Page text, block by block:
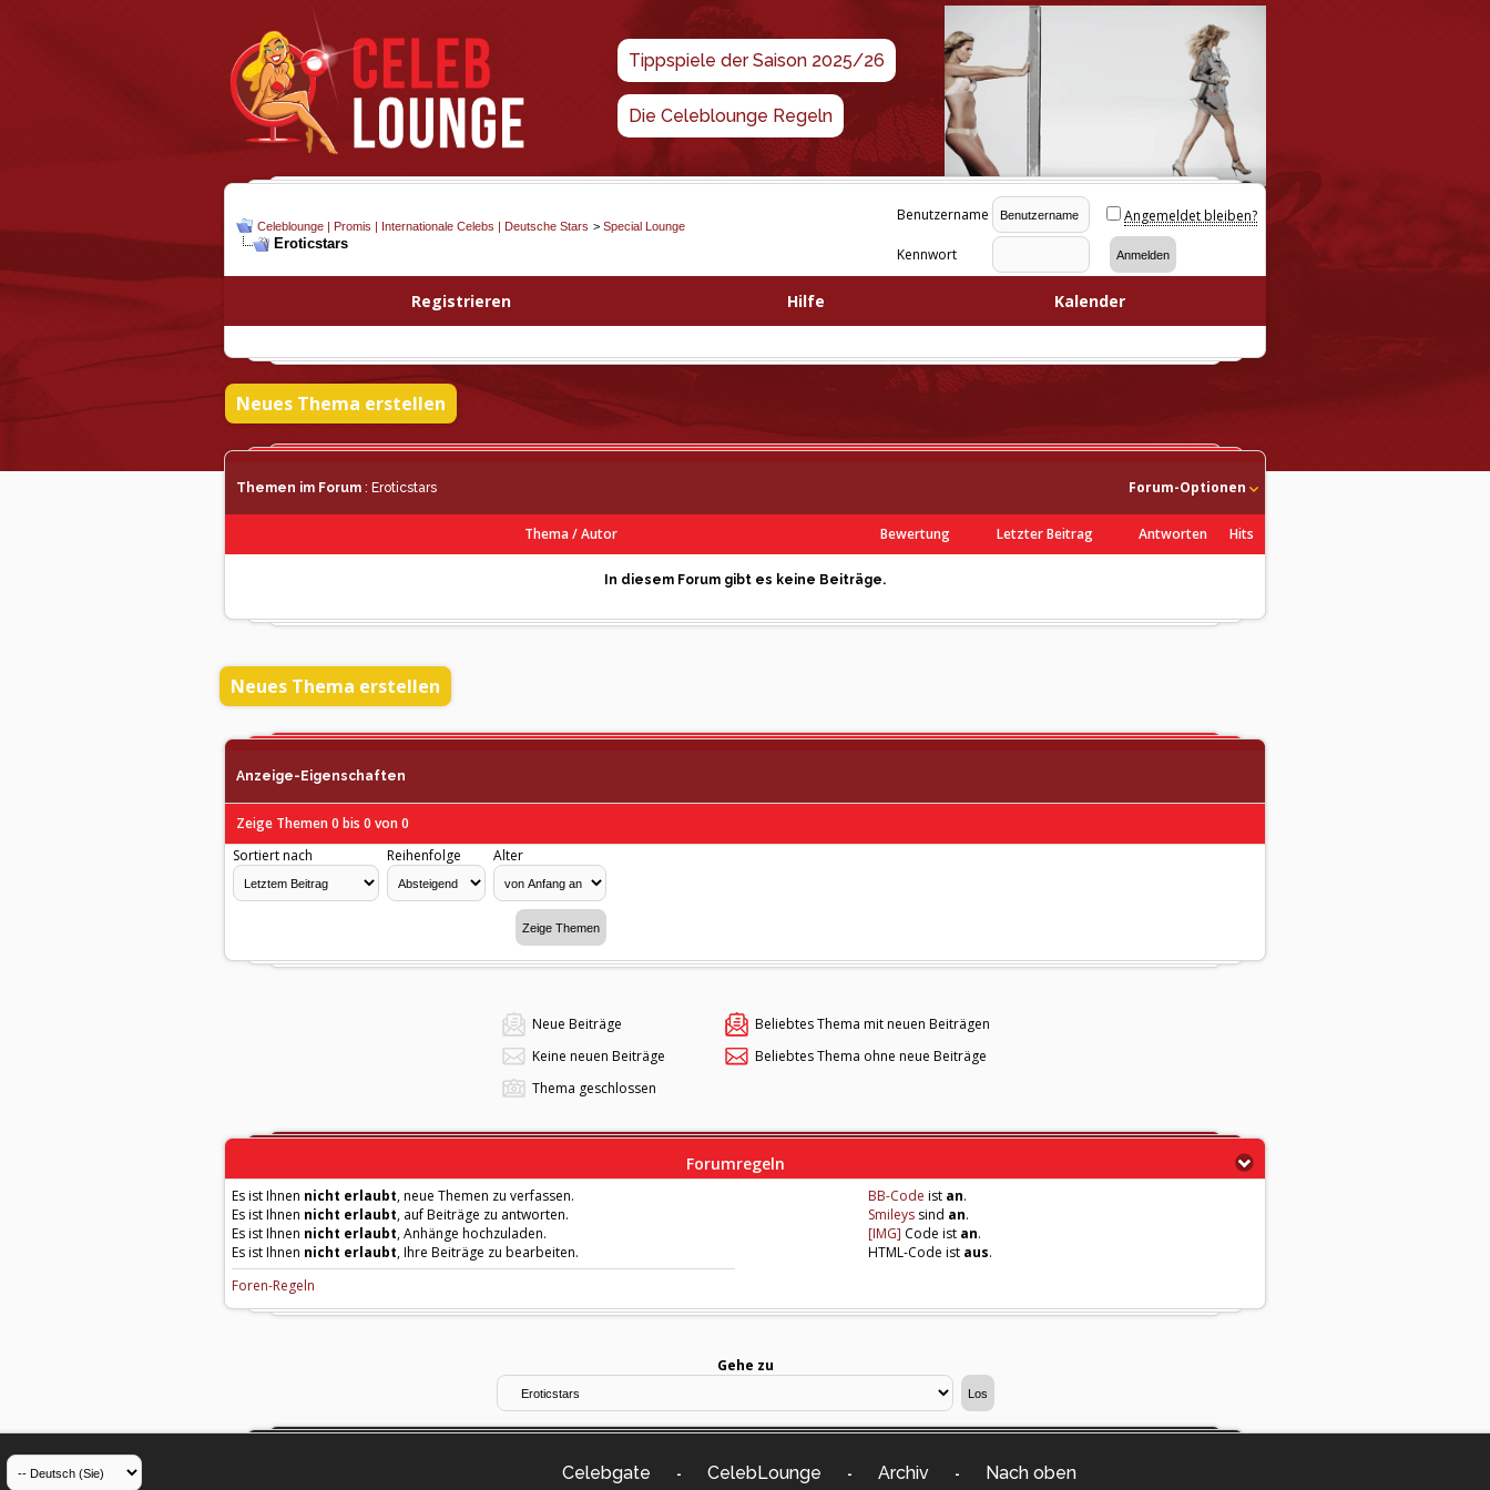
Tippspiele der Saison 2025/26
Die Celeblounge Regeln
Celeblounge | Promis | Internationale Celebs | Deutsche Stars > Special Lounge
Eroticstars
Benutzername Angemeldet bleiben?
Kennwort
Registrieren Hilfe Kalender
Neues Thema erstellen
Themen im Forum : Eroticstars Forum-Optionen
Bewertung
Thema/Autor Letzter Beitrag Antworten Hits
In diesem Forum gibt es keine Beiträge.
Neues Thema erstellen
Anzeige-Eigenschaften
Zeige Themen 0 bis 0 von 0
Sortiert nach
Reihenfolge Alter
Neue Beiträge
Beliebtes Thema mit neuen Beiträgen
Keine neuen Beiträge
Beliebtes Thema ohne neue Beiträge
Thema geschlossen
Forumregeln
Es ist Ihnen nicht erlaubt, neue Themen zu verfassen.
Es ist Ihnen nicht erlaubt, auf Beiträge zu antworten.
Es ist Ihnen nicht erlaubt, Anhänge hochzuladen.
Es ist Ihnen nicht erlaubt, Ihre Beiträge zu bearbeiten.
Foren-Regeln
BB-Code ist an.
Smileys sind an.
[IMG] Code ist an.
HTML-Code ist aus.
Gehe zu
Celebgate - CelebLounge - Archiv - Nach oben